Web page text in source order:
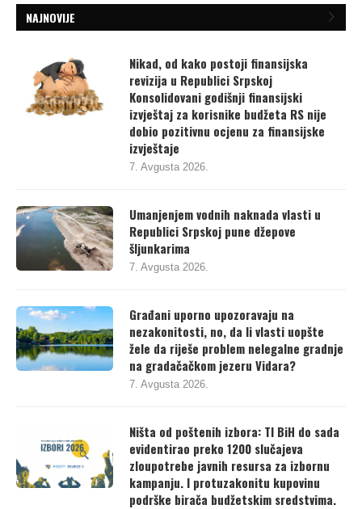
NAJNOVIJE
Nikad, od kako postoji finansijska
revizija u Republici Srpskoj
Konsolidovani godišnji finansijski
izvještaj za korisnike budžeta RS nije
dobio pozitivnu ocjenu za finansijske
izvještaje
7. Avgusta 2026.
Umanjenjem vodnih naknada vlasti u
Republici Srpskoj pune džepove
šljunkarima
7. Avgusta 2026.
Građani uporno upozoravaju na
nezakonitosti, no, da li vlasti uopšte
žele da riješe problem nelegalne gradnje
na gradačačkom jezeru Vidara?
7. Avgusta 2026.
Ništa od poštenih izbora: TI BiH do sada
evidentirao preko 1200 slučajeva
zloupotrebe javnih resursa za izbornu
kampanju. I protuzakonitu kupovinu
podrške birača budžetskim sredstvima.